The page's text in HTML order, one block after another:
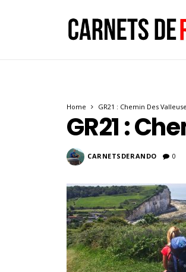
Home GR21 : Chemin Des
GR21 :
CARNETSDERANDO 0